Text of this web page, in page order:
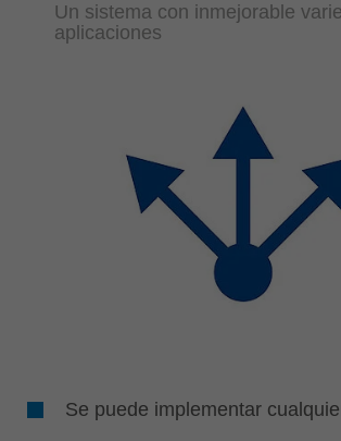
Un sistema con inmejorable
aplicaciones
Se puede implementar